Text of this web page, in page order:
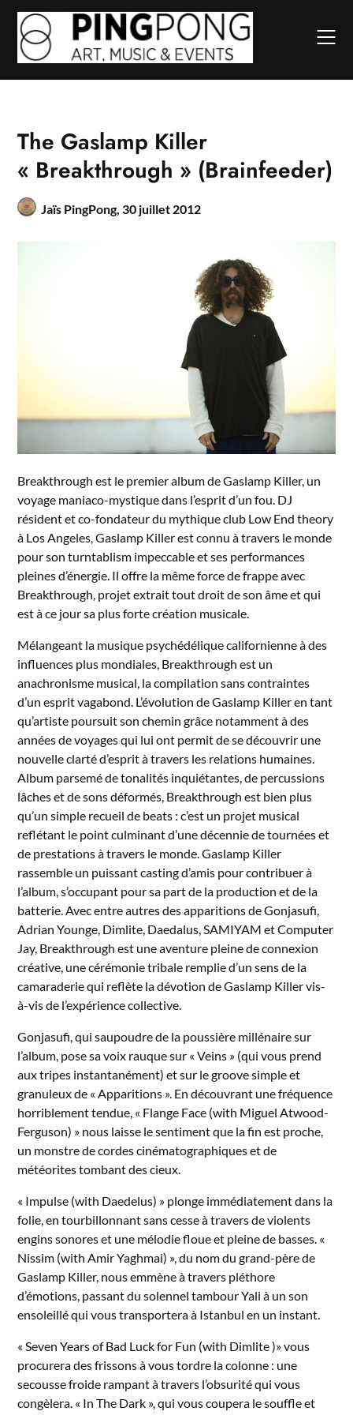
Skip
content
The Gaslamp Killer
« Breakthrough » (Brainfeeder)
Jaïs PingPong, 30 juillet 2012
Breakthrough est le premier album de Gaslamp Killer, un
voyage maniaco-mystique dans l’esprit d’un fou. DJ
résident et co-fondateur du mythique club Low End theory
à Los Angeles, Gaslamp Killer est connu à travers le monde
pour son turntablism impeccable et ses performances
pleines d’énergie. Il offre la même force de frappe avec
Breakthrough, projet extrait tout droit de son âme et qui
est à ce jour sa plus forte création musicale.
Mélangeant la musique psychédélique californienne à des
influences plus mondiales, Breakthrough est un
anachronisme musical, la compilation sans contraintes
d’un esprit vagabond. L’évolution de Gaslamp Killer en tant
qu’artiste poursuit son chemin grâce notamment à des
années de voyages qui lui ont permit de se découvrir une
nouvelle clarté d’esprit à travers les relations humaines.
Album parsemé de tonalités inquiétantes, de percussions
lâches et de sons déformés, Breakthrough est bien plus
qu’un simple recueil de beats : c’est un projet musical
reflétant le point culminant d’une décennie de tournées et
de prestations à travers le monde. Gaslamp Killer
rassemble un puissant casting d’amis pour contribuer à
l’album, s’occupant pour sa part de la production et de la
batterie. Avec entre autres des apparitions de Gonjasufi,
Adrian Younge, Dimlite, Daedalus, SAMIYAM et Computer
Jay, Breakthrough est une aventure pleine de connexion
créative, une cérémonie tribale remplie d’un sens de la
camaraderie qui reflète la dévotion de Gaslamp Killer vis-
à-vis de l’expérience collective.
Gonjasufi, qui saupoudre de la poussière millénaire sur
l’album, pose sa voix rauque sur « Veins » (qui vous prend
aux tripes instantanément) et sur le groove simple et
granuleux de « Apparitions ». En découvrant une fréquence
horriblement tendue, « Flange Face (with Miguel Atwood-
Ferguson) » nous laisse le sentiment que la fin est proche,
un monstre de cordes cinématographiques et de
météorites tombant des cieux.
« Impulse (with Daedelus) » plonge immédiatement dans la
folie, en tourbillonnant sans cesse à travers de violents
engins sonores et une mélodie floue et pleine de basses. «
Nissim (with Amir Yaghmai) », du nom du grand-père de
Gaslamp Killer, nous emmène à travers pléthore
d’émotions, passant du solennel tambour Yali à un son
ensoleillé qui vous transportera à Istanbul en un instant.
« Seven Years of Bad Luck for Fun (with Dimlite )» vous
procurera des frissons à vous tordre la colonne : une
secousse froide rampant à travers l’obsurité qui vous
congèlera. « In The Dark », qui vous coupera le souffle et